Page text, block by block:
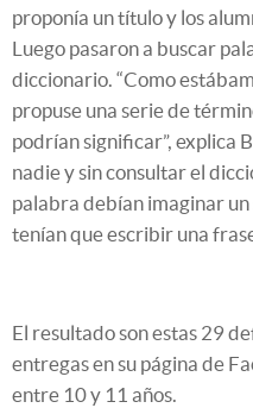
proponía un título y los
Luego pasaron a buscar
diccionario. “Como
propuse una serie de
podrían significar”, explica
nadie y sin consultar el
palabra debían imaginar
tenían que escribir una
El resultado son estas 29
entregas en su página de
entre 10 y 11 años.